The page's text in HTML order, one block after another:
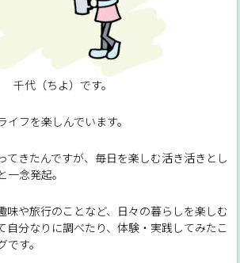
千代（ちよ）です。
フを楽しんでいます。
てきたんですが、毎日を楽しむ活き活きとし
念発起。
味や旅行のことなど、日々の暮らしを楽しむ
自分なりに調べたり、体験・実践してみたこ
す。